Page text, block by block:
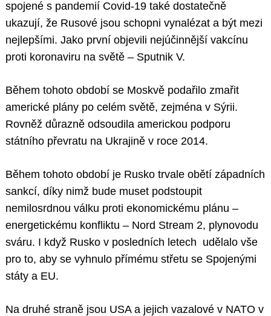
spojené s pandemií Covid-19 také dostatečně
ukazují, že Rusové jsou schopni vynalézat a být mezi
nejlepšími. Jako první objevili nejúčinnější vakcínu
proti koronaviru na světě – Sputnik V.
Během tohoto období se Moskvě podařilo zmařit
americké plány po celém světě, zejména v Sýrii.
Rovněž důrazně odsoudila americkou podporu
státního převratu na Ukrajině v roce 2014.
Během tohoto období je Rusko trvale obětí západních
sankcí, díky nimž bude muset podstoupit
nemilosrdnou válku proti ekonomickému plánu –
energetickému konfliktu – Nord Stream 2, plynovodu
sváru. I když Rusko v posledních letech udělalo vše
pro to, aby se vyhnulo přímému střetu se Spojenými
státy a EU.
Na druhé straně jsou USA a jejich vazalové v NATO v